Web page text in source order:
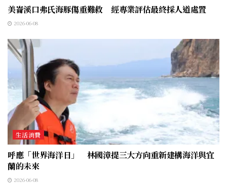
美崙溪口弗氏海豚傷重難救 經專業評估最終採人道處置
2026-06-08
生活消費
呼應「世界海洋日」 林國漳提三大方向重新建構海洋與宜
蘭的未來
2026-06-08